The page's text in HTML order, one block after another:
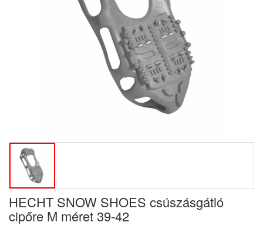
HECHT SNOW SHOES csúszásgátló
cipőre M méret 39-42